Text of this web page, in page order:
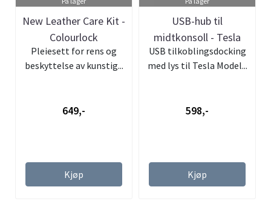
New Leather Care Kit -
Colourlock
Pleiesett for rens og
beskyttelse av kunstig...
649,-
Kjøp
USB-hub til
midtkonsoll - Tesla
Model 3 & Y
USB tilkoblingsdocking
med lys til Tesla Model...
598,-
Kjøp